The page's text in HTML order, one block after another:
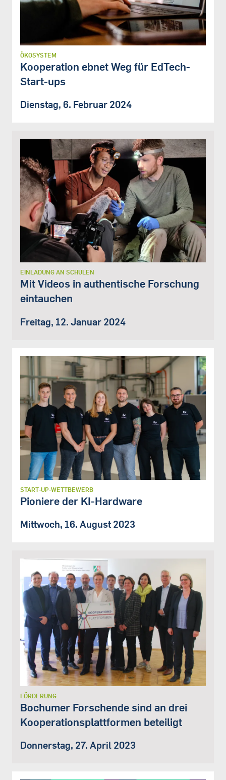
ÖKOSYSTEM
Kooperation ebnet Weg für EdTech-
Start-ups
Dienstag, 6. Februar 2024
EINLADUNG AN SCHULEN
Mit Videos in authentische Forschung
eintauchen
Freitag, 12. Januar 2024
START-UP-WETTBEWERB
Pioniere der KI-Hardware
Mittwoch, 16. August 2023
FÖRDERUNG
Bochumer Forschende sind an drei
Kooperationsplattformen beteiligt
Donnerstag, 27. April 2023